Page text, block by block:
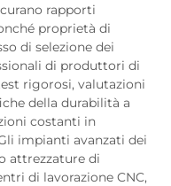
rapporti
proprietà di
di selezione dei
di produttori di
rigorosi, valutazioni
della durabilità a
costanti in
impianti avanzati dei
attrezzature di
di lavorazione CNC,